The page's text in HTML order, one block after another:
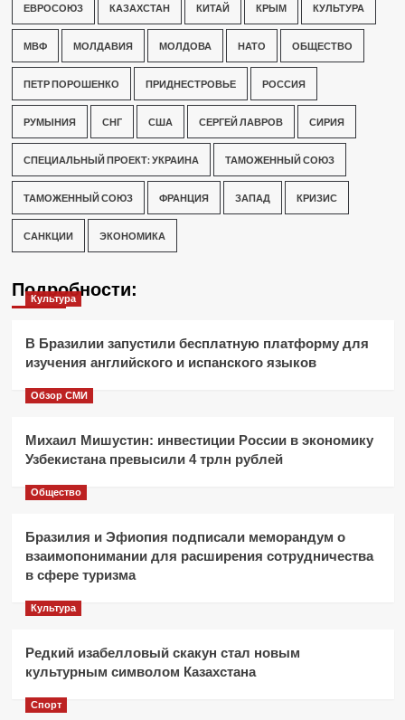
ЕВРОСОЮЗ КАЗАХСТАН КИТАЙ КРЫМ КУЛЬТУРА
МВФ МОЛДАВИЯ МОЛДОВА НАТО ОБЩЕСТВО
ПЕТР ПОРОШЕНКО ПРИДНЕСТРОВЬЕ РОССИЯ
РУМЫНИЯ СНГ США СЕРГЕЙ ЛАВРОВ СИРИЯ
СПЕЦИАЛЬНЫЙ ПРОЕКТ: УКРАИНА ТАМОЖЕННЫЙ СОЮЗ
ТАМОЖЕННЫЙ СОЮЗ ФРАНЦИЯ ЗАПАД КРИЗИС
САНКЦИИ ЭКОНОМИКА
Подробности:
Культура
В Бразилии запустили бесплатную платформу для
изучения английского и испанского языков
Обзор СМИ
Михаил Мишустин: инвестиции России в экономику
Узбекистана превысили 4 трлн рублей
Общество
Бразилия и Эфиопия подписали меморандум о
взаимопонимании для расширения сотрудничества
в сфере туризма
Культура
Редкий изабелловый скакун стал новым
культурным символом Казахстана
Спорт